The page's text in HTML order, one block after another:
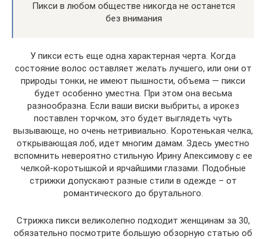
Пикси в любом обществе никогда не останется
без внимания
У пикси есть еще одна характерная черта. Когда
состояние волос оставляет желать лучшего, или они от
природы тонки, не имеют пышности, объема — пикси
будет особенно уместна. При этом она весьма
разнообразна. Если ваши виски выбриты, а ирокез
поставлен торчком, это будет выглядеть чуть
вызывающе, но очень нетривиально. Коротенькая челка,
открывающая лоб, идет многим дамам. Здесь уместно
вспомнить невероятно стильную Ирину Апексимову с ее
челкой-коротышкой и ярчайшими глазами. Подобные
стрижки допускают разные стили в одежде – от
романтического до брутального.
Стрижка пикси великолепно подходит женщинам за 30,
обязательно посмотрите большую обзорную статью об